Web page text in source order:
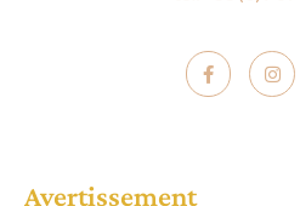
Avertissement